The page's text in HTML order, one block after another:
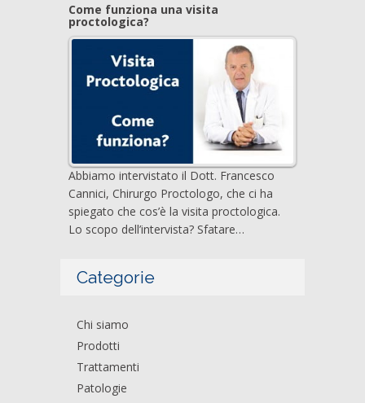
Come funziona una visita
proctologica?
Abbiamo intervistato il Dott. Francesco
Cannici, Chirurgo Proctologo, che ci ha
spiegato che cos’è la visita proctologica.
Lo scopo dell’intervista? Sfatare…
Categorie
Chi siamo
Prodotti
Trattamenti
Patologie